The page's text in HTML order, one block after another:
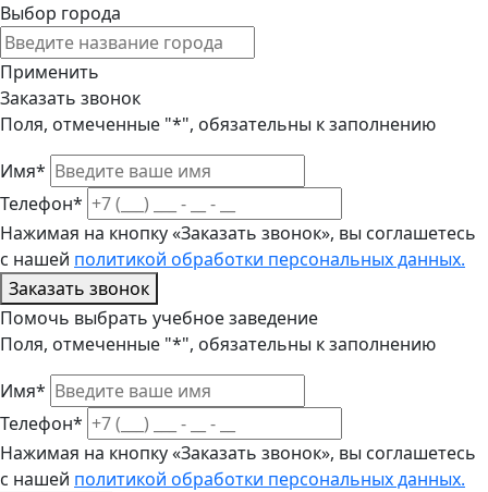
Выбор города
Применить
Заказать звонок
Поля, отмеченные "*", обязательны к заполнению
Имя*
Телефон*
Нажимая на кнопку «Заказать звонок», вы соглашетесь
с нашей политикой обработки персональных данных.
Заказать звонок
Помочь выбрать учебное заведение
Поля, отмеченные "*", обязательны к заполнению
Имя*
Телефон*
Нажимая на кнопку «Заказать звонок», вы соглашетесь
с нашей политикой обработки персональных данных.